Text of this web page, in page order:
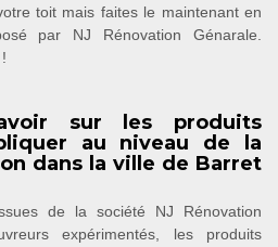
toit mais faites le maintenant en
par NJ Rénovation Génarale.
sur les produits
au niveau de la
dans la ville de Barret
de la société NJ Rénovation
expérimentés, les produits